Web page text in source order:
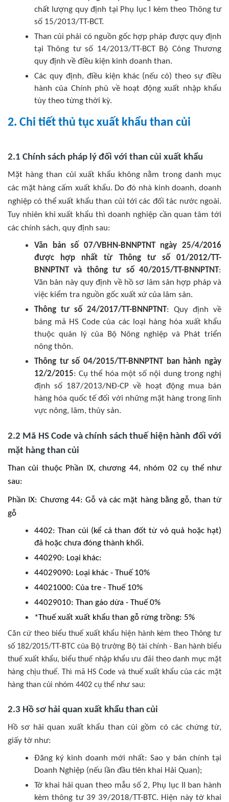
chất lượng quy định tại Phụ lục I kèm theo Thông tư
số 15/2013/TT-BCT.
Than củi phải có nguồn gốc hợp pháp được quy định
tại Thông tư số 14/2013/TT-BCT Bộ Công Thương
quy định về điều kiện kinh doanh than.
Các quy định, điều kiện khác (nếu có) theo sự điều
hành của Chính phủ về hoạt động xuất nhập khẩu
tùy theo từng thời kỳ.
2. Chi tiết thủ tục xuất khẩu than củi
2.1 Chính sách pháp lý đối với than củi xuất khẩu
Mặt hàng than củi xuất khẩu không nằm trong danh mục
các mặt hàng cấm xuất khẩu. Do đó nhà kinh doanh, doanh
nghiệp có thể xuất khẩu than củi tới các đối tác nước ngoài.
Tuy nhiên khi xuất khẩu thì doanh nghiệp cần quan tâm tới
các chính sách, quy định sau:
Văn bản số 07/VBHN-BNNPTNT ngày 25/4/2016
được hợp nhất từ Thông tư số 01/2012/TT-
BNNPTNT và thông tư số 40/2015/TT-BNNPTNT:
Văn bản này quy định về hồ sơ lâm sản hợp pháp và
việc kiểm tra nguồn gốc xuất xứ của lâm sản.
Thông tư số 24/2017/TT-BNNPTNT: Quy định về
bảng mã HS Code của các loại hàng hóa xuất khẩu
thuộc quản lý của Bộ Nông nghiệp và Phát triển
nông thôn.
Thông tư số 04/2015/TT-BNNPTNT ban hành ngày
12/2/2015: Cụ thể hóa một số nội dung trong nghị
định số 187/2013/NĐ-CP về hoạt động mua bán
hàng hóa quốc tế đối với những mặt hàng trong lĩnh
vực nông, lâm, thủy sản.
2.2 Mã HS Code và chính sách thuế hiện hành đối với
mặt hàng than củi
Than củi thuộc Phần IX, chương 44, nhóm 02 cụ thể như
sau:
Phần IX: Chương 44: Gỗ và các mặt hàng bằng gỗ, than từ
gỗ
4402: Than củi (kể cả than đốt từ vỏ quả hoặc hạt)
đã hoặc chưa đóng thành khối.
440290: Loại khác:
44029090: Loại khác - Thuế 10%
44021000: Của tre - Thuế 10%
44029010: Than gáo dừa - Thuế 0%
*Thuế xuất xuất khẩu than gỗ rừng trồng: 5%
Căn cứ theo biểu thuế xuất khẩu hiện hành kèm theo Thông tư
số 182/2015/TT-BTC của Bộ trưởng Bộ tài chính - Ban hành biểu
thuế xuất khẩu, biểu thuế nhập khẩu ưu đãi theo danh mục mặt
hàng chịu thuế. Thì mã HS Code và thuế xuất khẩu của các mặt
hàng than củi nhóm 4402 cụ thể như sau:
2.3 Hồ sơ hải quan xuất khẩu than củi
Hồ sơ hải quan xuất khẩu than củi gồm có các chứng từ,
giấy tờ như:
Đăng ký kinh doanh mới nhất: Sao y bản chính tại
Doanh Nghiệp (nếu lần đầu tiên khai Hải Quan);
Tờ khai hải quan theo mẫu số 2, Phụ lục II ban hành
kèm thông tư 39 39/2018/TT-BTC. Hiện này tờ khai